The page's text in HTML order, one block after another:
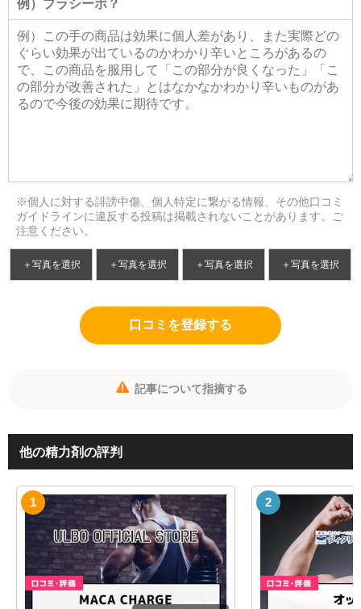
※個人に対する誹謗中傷、個人特定に繋がる情報、その他口コミ
ガイドラインに違反する投稿は掲載されないことがあります。ご
注意ください。
＋写真を選択 ＋写真を選択 ＋写真を選択 ＋写真を選択
口コミを登録する
記事について指摘する
他の精力剤の評判